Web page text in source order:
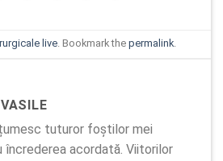
live. Bookmark thepermalink.
tuturor foștilor mei
încrederea acordată. Viitorilor